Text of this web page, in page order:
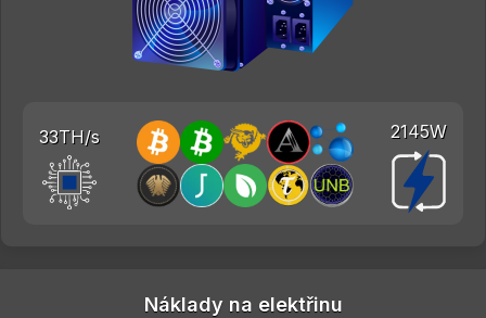
33TH/s 2145W
Náklady na elektřinu